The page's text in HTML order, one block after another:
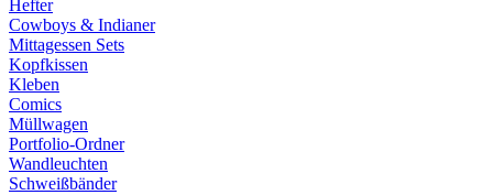
Hefter
Cowboys & Indianer
Mittagessen Sets
Kopfkissen
Kleben
Comics
Müllwagen
Portfolio-Ordner
Wandleuchten
Schweißbänder